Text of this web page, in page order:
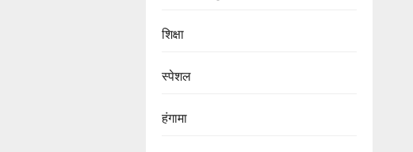
शिक्षा
स्पेशल
हंगामा